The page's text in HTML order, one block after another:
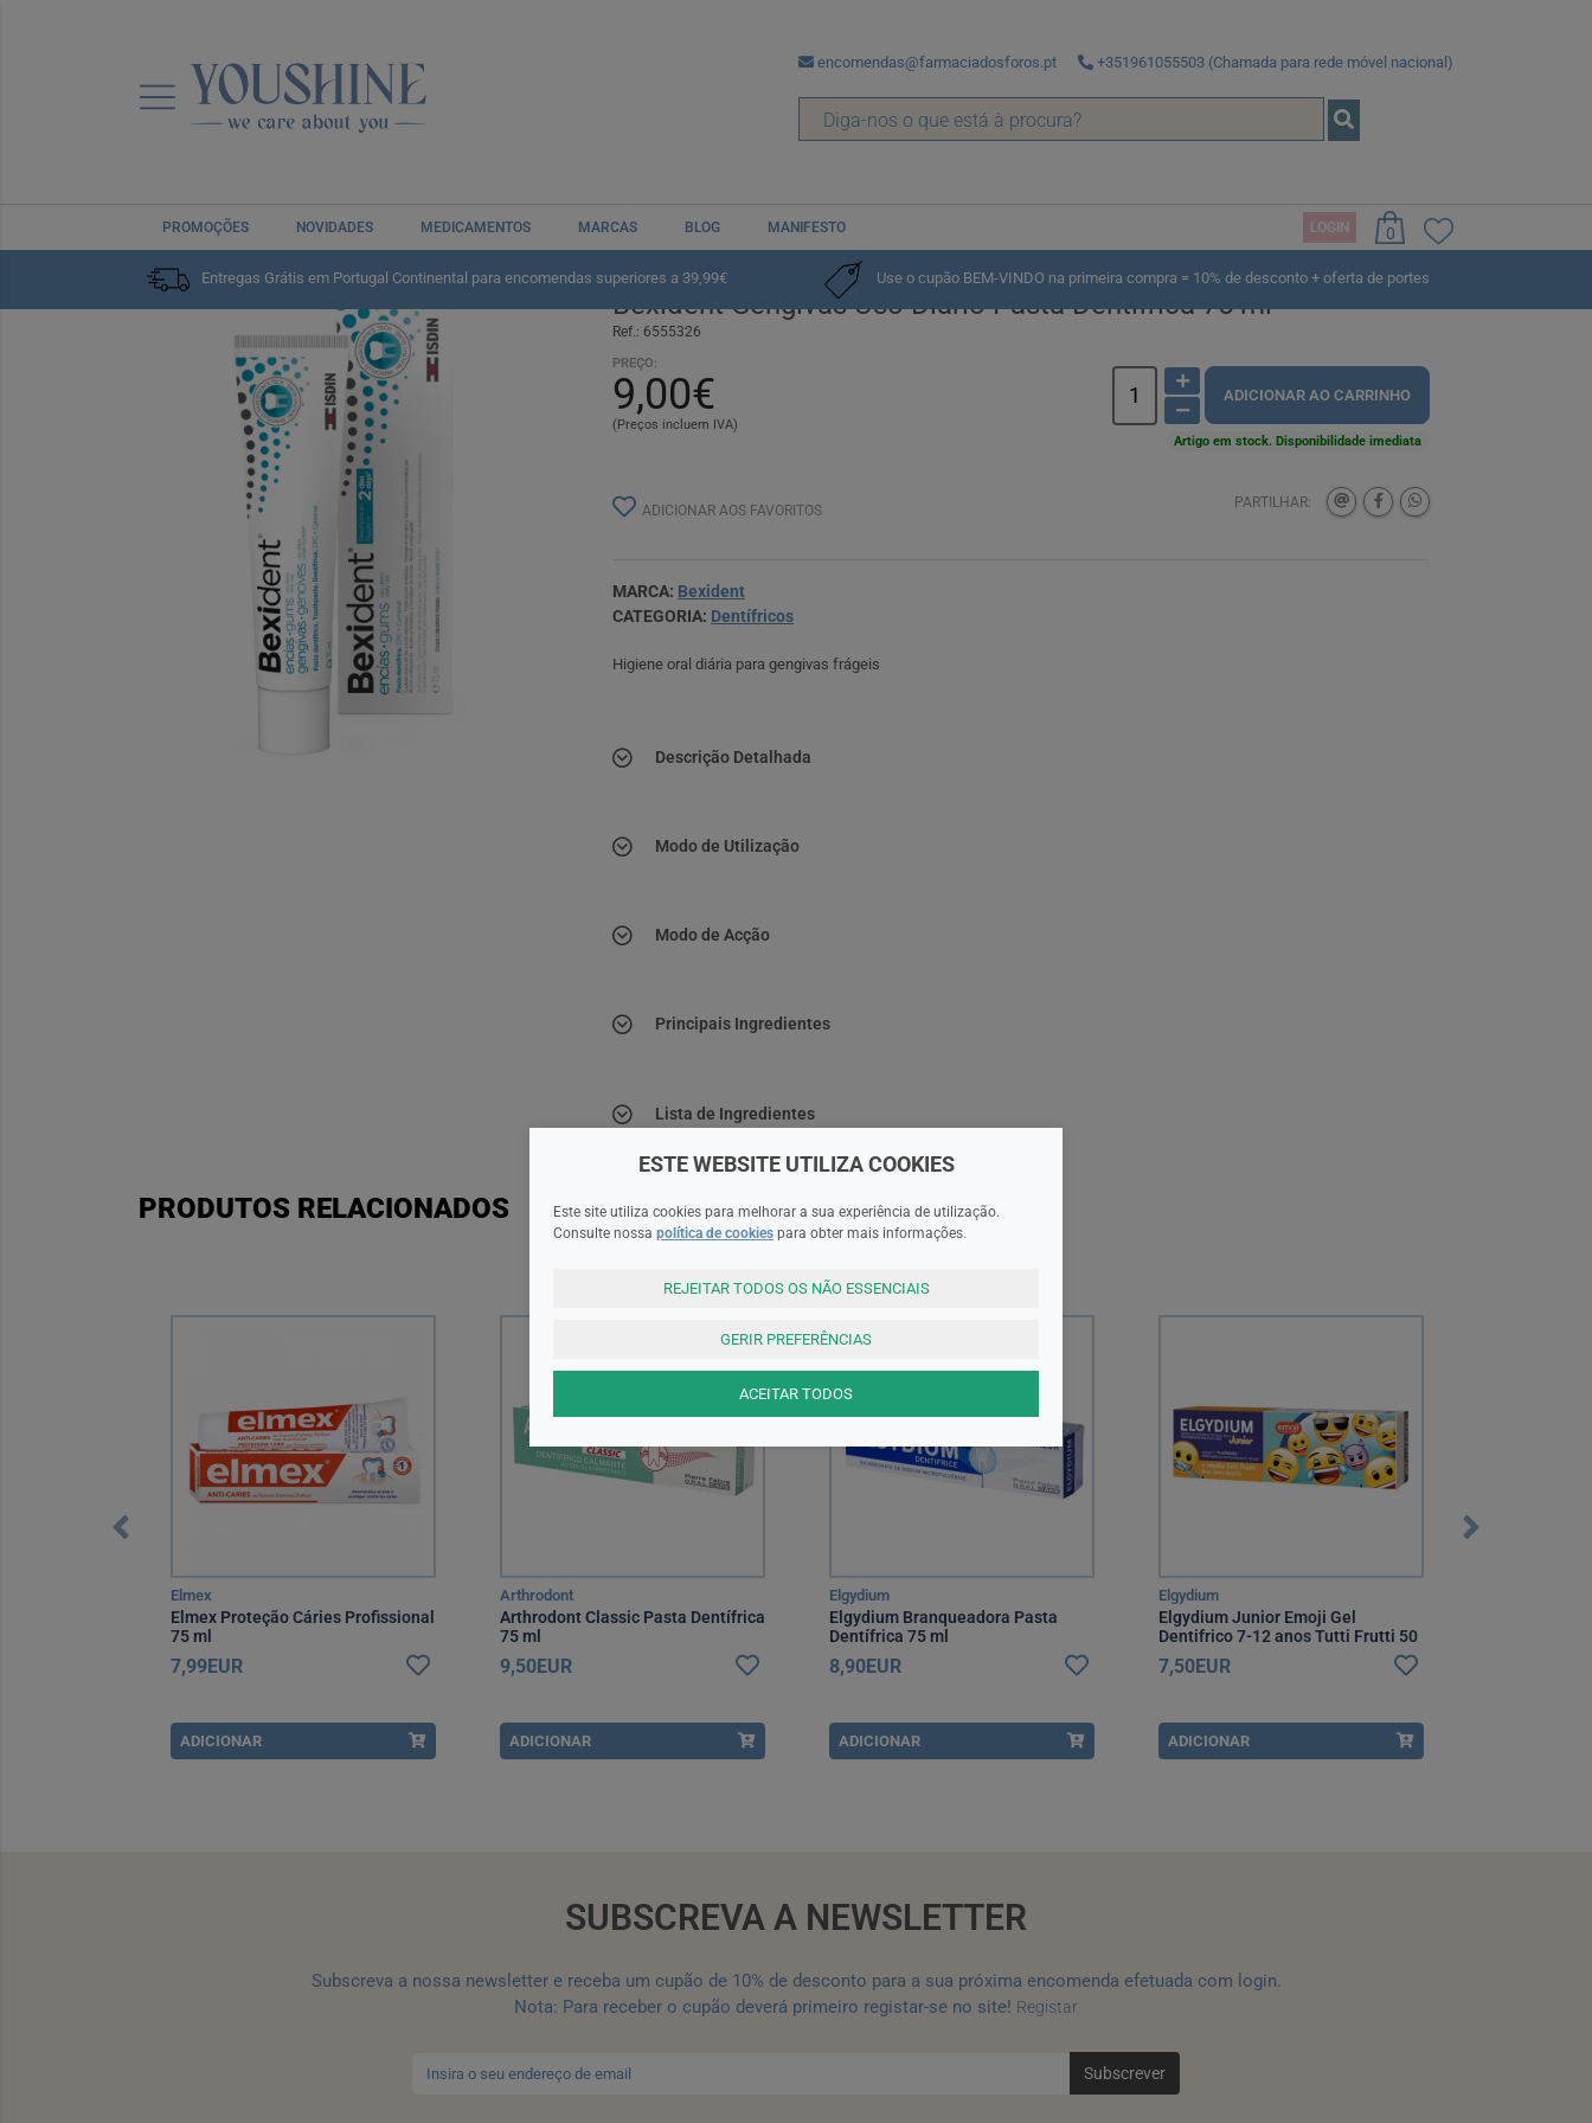
encomendas@farmaciadosforos.pt +351961055503 (Chamada para rede móvel nacional)
PROMOÇÕES NOVIDADES MEDICAMENTOS MARCAS BLOG MANIFESTO LOGIN 0
Entregas Grátis em Portugal Continental para encomendas superiores a 39,99€ Use o cupão BEM-VINDO na primeira compra = 10% de desconto + oferta de portes
Home Saúde Oral Dentífricos
Bexident Gengivas Uso Diário Pasta Dentífrica 75 ml
Ref.: 6555326
PREÇO:
9,00€
(Preços incluem IVA)
ADICIONAR AO CARRINHO
Artigo em stock. Disponibilidade imediata
ADICIONAR AOS FAVORITOS PARTILHAR:
MARCA: Bexident
CATEGORIA: Dentífricos
Higiene oral diária para gengivas frágeis
Descrição Detalhada
Modo de Utilização
Modo de Acção
Principais Ingredientes
Lista de Ingredientes
PRODUTOS RELACIONADOS
Elmex
Elmex Proteção Cáries Profissional
75 ml
7,99EUR
ADICIONAR
Arthrodont
Arthrodont Classic Pasta Dentífrica
75 ml
9,50EUR
ADICIONAR
Elgydium
Elgydium Branqueadora Pasta
Dentífrica 75 ml
8,90EUR
ADICIONAR
Elgydium
Elgydium Junior Emoji Gel
Dentifrico 7-12 anos Tutti Frutti 50
ml
7,50EUR
ADICIONAR
SUBSCREVA A NEWSLETTER
Subscreva a nossa newsletter e receba um cupão de 10% de desconto para a sua próxima encomenda efetuada com login.
Nota: Para receber o cupão deverá primeiro registar-se no site! Registar
Subscrever
ESTE WEBSITE UTILIZA COOKIES
Este site utiliza cookies para melhorar a sua experiência de utilização.
Consulte nossa política de cookies para obter mais informações.
REJEITAR TODOS OS NÃO ESSENCIAIS
GERIR PREFERÊNCIAS
ACEITAR TODOS